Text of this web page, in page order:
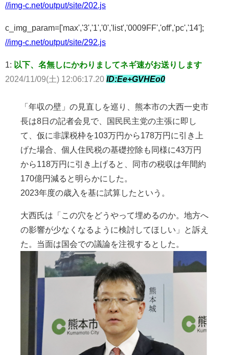
//img-c.net/output/site/202.js
c_img_param=['max','3','1','0','list','0009FF','off','pc','14'];
//img-c.net/output/site/292.js
1: 以下、名無しにかわりましてネギ速がお送りします
2024/11/09(土) 12:06:17.20 ID:Ee+GVHEo0
「年収の壁」の見直しを巡り、熊本市の大西一史市
長は8日の記者会見で、国民民主党の主張に即し
て、仮に非課税枠を103万円から178万円に引き上
げた場合、個人住民税の基礎控除も同様に43万円
から118万円に引き上げると、同市の税収は年間約
170億円減ると明らかにした。
2023年度の歳入を基に試算したという。
大西氏は「この穴をどうやって埋めるのか。地方へ
の影響が少なくなるように検討してほしい」と訴え
た。当面は国会での議論を注視するとした。